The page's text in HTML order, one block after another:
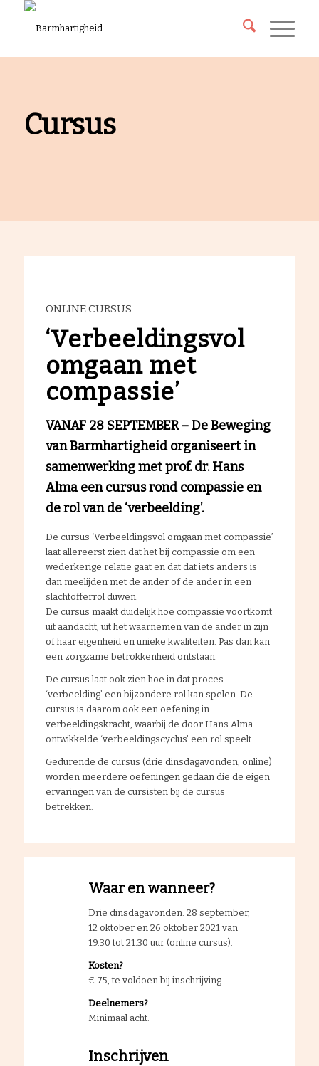
Cursus
ONLINE CURSUS
‘Verbeeldingsvol
omgaan met
compassie’
VANAF 28 SEPTEMBER – De Beweging
van Barmhartigheid organiseert in
samenwerking met prof. dr. Hans
Alma een cursus rond compassie en
de rol van de ‘verbeelding’.
De cursus ‘Verbeeldingsvol omgaan met compassie’
laat allereerst zien dat het bij compassie om een
wederkerige relatie gaat en dat dat iets anders is
dan meelijden met de ander of de ander in een
slachtofferrol duwen.
De cursus maakt duidelijk hoe compassie voortkomt
uit aandacht, uit het waarnemen van de ander in zijn
of haar eigenheid en unieke kwaliteiten. Pas dan kan
een zorgzame betrokkenheid ontstaan.
De cursus laat ook zien hoe in dat proces
‘verbeelding’ een bijzondere rol kan spelen. De
cursus is daarom ook een oefening in
verbeeldingskracht, waarbij de door Hans Alma
ontwikkelde ‘verbeeldingscyclus’ een rol speelt.
Gedurende de cursus (drie dinsdagavonden, online)
worden meerdere oefeningen gedaan die de eigen
ervaringen van de cursisten bij de cursus
betrekken.
Waar en wanneer?
Drie dinsdagavonden: 28 september,
12 oktober en 26 oktober 2021 van
19.30 tot 21.30 uur (online cursus).
Kosten?
€ 75, te voldoen bij inschrijving
Deelnemers?
Minimaal acht.
Inschrijven